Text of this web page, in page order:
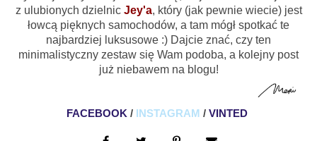
z ulubionych dzielnic Jey'a, który (jak pewnie wiecie) jest
łowcą pięknych samochodów, a tam mógł spotkać te
najbardziej luksusowe :) Dajcie znać, czy ten
minimalistyczny zestaw się Wam podoba, a kolejny post
już niebawem na blogu!
FACEBOOK / INSTAGRAM / VINTED